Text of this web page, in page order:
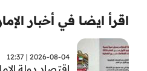
اقرأ ايضا في أخبار
2026-08-04 | 12:37